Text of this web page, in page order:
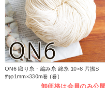
ON6 織り糸・編み糸 綿糸 10×8 片撚S
約φ1mm×330m巻 (巻)
卸価格は会員のみ公開